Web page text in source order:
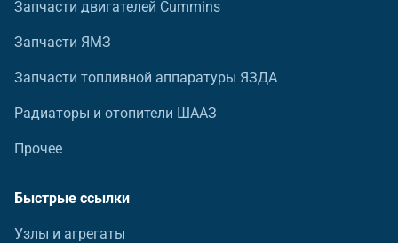
Запчасти двигателей Cummins
Запчасти ЯМЗ
Запчасти топливной аппаратуры ЯЗДА
Радиаторы и отопители ШААЗ
Прочее
Быстрые ссылки
Узлы и агрегаты